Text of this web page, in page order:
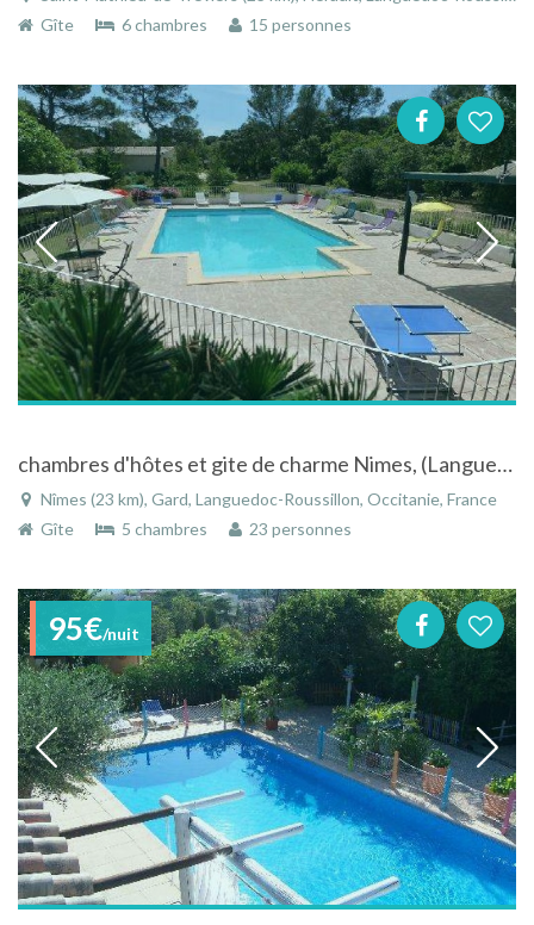
Gîte
6 chambres 15 personnes
chambres d'hôtes et gite de charme Nimes, (Languedoc)
Nîmes (23 km), Gard, Languedoc-Roussillon, Occitanie, France
Gîte
5 chambres 23 personnes
95€/nuit